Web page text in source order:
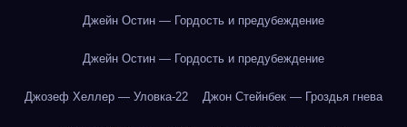
Джейн Остин — Гордость и предубеждение
Джейн Остин — Гордость и предубеждение
Джозеф Хеллер — Уловка-22 Джон Стейнбек — Гроздья гнева